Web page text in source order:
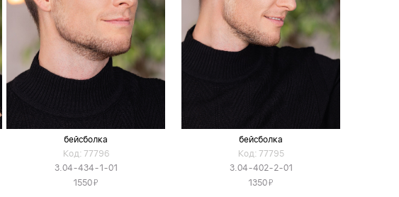
бейсболка
Код: 77796
3.04-434-1-01
1550Я
бейсболка
Код: 77795
3.04-402-2-01
1350Я